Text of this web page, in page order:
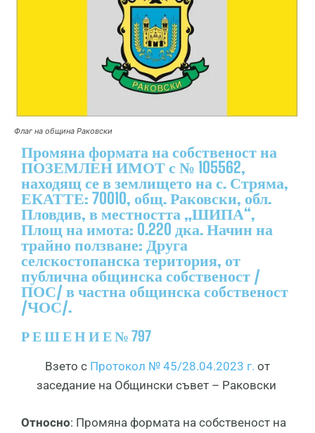
Флаг на община Раковски
Промяна формата на собственост на
ПОЗЕМЛЕН ИМОТ с № 105562,
находящ се в землището на с. Стряма,
ЕКАТТЕ: 70010, общ. Раковски, обл.
Пловдив, в местността „ШИПА“,
Площ на имота: 0.220 дка. Начин на
трайно ползване: Друга
селскостопанска територия, от
публична общинска собственост /
ПОС/ в частна общинска собственост
/ЧОС/.
Р Е Ш Е Н И Е № 797
Взето с Протокол № 45/28.04.2023 г. от
заседание на Общински съвет – Раковски
Относно: Промяна формата на собственост на